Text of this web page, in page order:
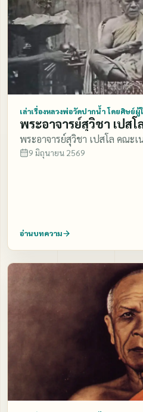
เล่าเรื่องหลวงพ่อวัดปากน้ำ โดยศิษย์ผู้
พระอาจารย์สุวิชา เปสโ
พระอาจารย์สุวิชา เปสโล คณะ
9 มิถุนายน 2569
อ่านบทความ